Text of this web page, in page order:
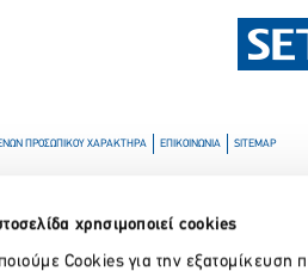
χρησιμοποιεί cookies
Cookies για την εξατομίκευση
ΠΡΟΣΩΠΙΚΟΥ ΧΑΡΑΚΤΗΡΑ ΕΠΙΚΟΙΝΩΝΙΑ SITEMAP